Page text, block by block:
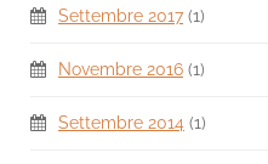
Settembre 2017 (1)
Novembre 2016 (1)
Settembre 2014 (1)